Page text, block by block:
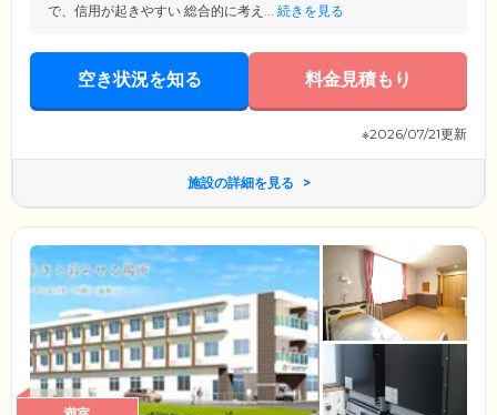
で、信用が起きやすい 総合的に考え... 続きを見る
空き状況を知る 料金見積もり
※2026/07/21更新
施設の詳細を見る